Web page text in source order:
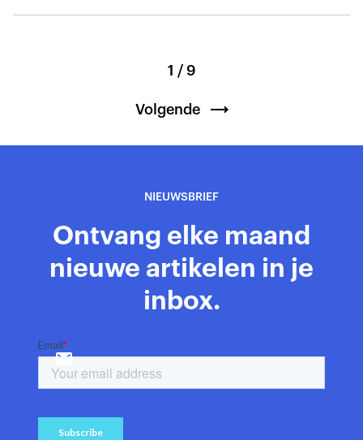
1 / 9
Volgende
NIEUWSBRIEF
Ontvang elke maand
nieuwe artikelen in je
inbox.